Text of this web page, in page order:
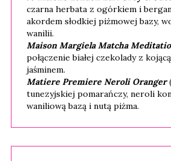
czarna herbata z ogórkiem i
akordem słodkiej piżmowej bazy,
wanilii.
Maison Margiela Matcha
połączenie białej czekolady z
jaśminem.
Matiere Premiere Neroli Oranger
tunezyjskiej pomarańczy, neroli
waniliową bazą i nutą piżma.